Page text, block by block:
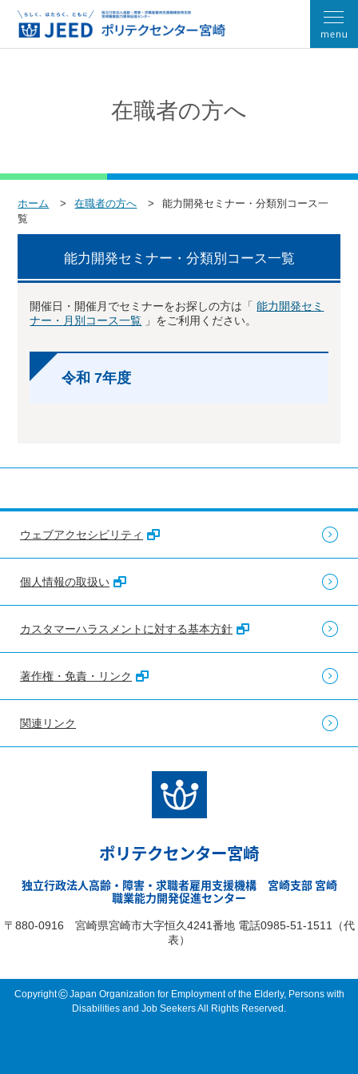
在職者の方へ
ホーム 在職者の方へ
能力開発セミナー・分類別コース一
覧
能力開発セミナー・分類別コース一覧
開催日・開催月でセミナーをお探しの方は「 能力開発セミ
ナー・月別コース一覧 」をご利用ください。
令和 7年度
ウェブアクセシビリティ
個人情報の取扱い
カスタマーハラスメントに対する基本方針
著作権・免責・リンク
関連リンク
ポリテクセンター宮崎
独立行政法人高齢・障害・求職者雇用支援機構 宮崎支部 宮崎
職業能力開発促進センター
〒880-0916 宮崎県宮崎市大字恒久4241番地 電話0985-51-1511（代
表）
Copyright©Japan Organization for Employment of the Elderly, Persons with
Disabilities and Job Seekers All Rights Reserved.